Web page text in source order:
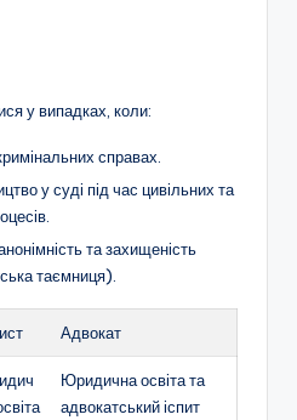
у випадках, коли:
справах.
у суді під час цивільних та
та захищеність
таємниця).
Адвокат
Юридична освіта та
адвокатський іспит